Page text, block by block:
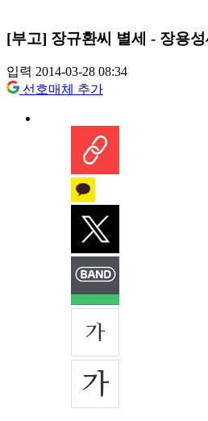
[부고] 장규환씨 별세 - 장용
입력 2014-03-28 08:34
선호매체 추가